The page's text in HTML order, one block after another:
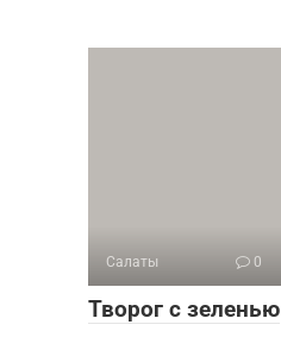
Салаты 0
Творог с зеленью